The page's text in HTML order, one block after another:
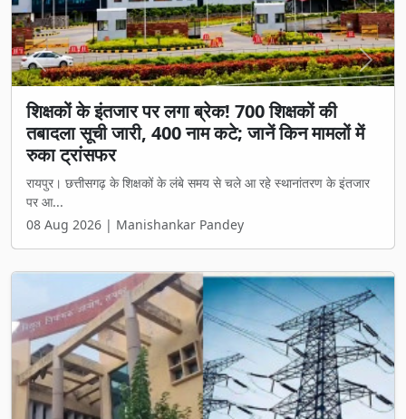
शिक्षकों के इंतजार पर लगा ब्रेक! 700 शिक्षकों की
तबादला सूची जारी, 400 नाम कटे; जानें किन मामलों में
रुका ट्रांसफर
रायपुर। छत्तीसगढ़ के शिक्षकों के लंबे समय से चले आ रहे स्थानांतरण के इंतजार
पर आ...
08 Aug 2026 | Manishankar Pandey
Previous Next